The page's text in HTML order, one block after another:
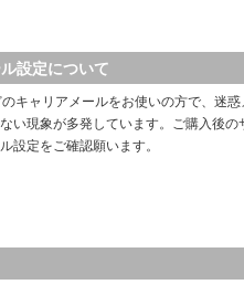
ル設定について
キャリアメールをお使いの方で、迷惑
い現象が多発しています。ご購入後の
設定をご確認願います。